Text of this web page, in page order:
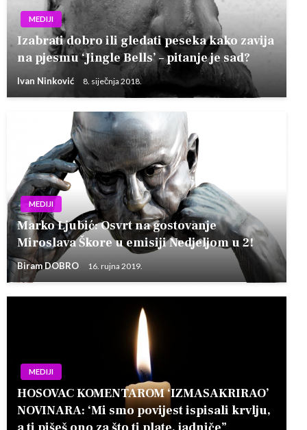
MEDIJI
Izabrati dobro ili gledati peseka kako zavija
na pjesmu ‘Jingle Bells’ – pitanje je sad?
Ivan Ninković 8. siječnja 2018.
MEDIJI
Marko Ljubić: Osvrt na gostovanje
Miroslava Škore u emisiji Nedjeljom u 2!
Biram DOBRO 16. rujna 2019.
MEDIJI
HOSOVAC KOMENTAROM ‘IZMASAKRIRAO’
NOVINARA: ‘Mi smo povijest ispisali krvlju,